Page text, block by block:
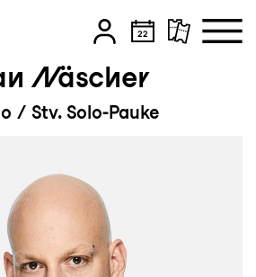
springen
Näscher
/ Stv. Solo-Pauke